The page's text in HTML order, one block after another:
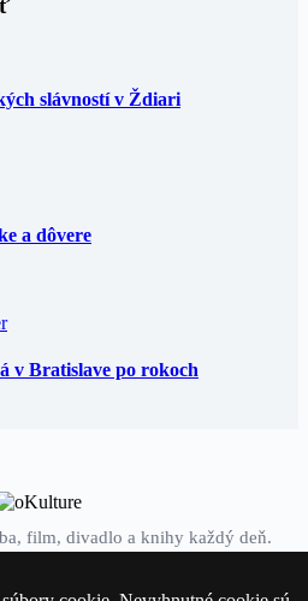
slávností v Ždiari
a dôvere
v Bratislave po rokoch
film, divadlo a knihy každý deň.